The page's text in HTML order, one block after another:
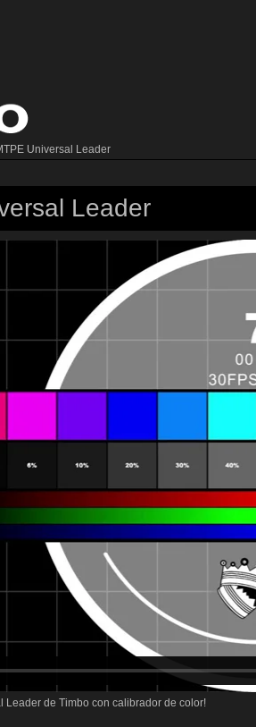
Universal Leader
Leader
Leader de Timbo con calibrador de color!